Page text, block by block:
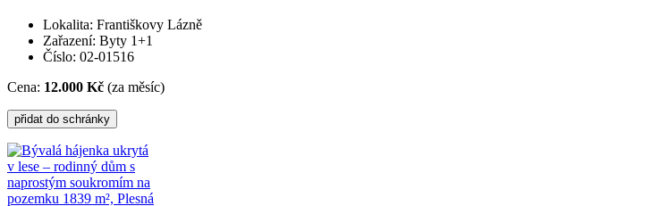
Lokalita: Františkovy Lázně
Zařazení: Byty 1+1
Číslo: 02-01516
Cena: 12.000 Kč (za měsíc)